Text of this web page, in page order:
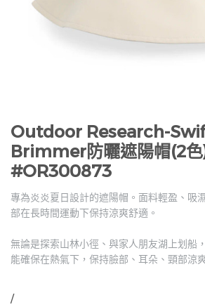
Outdoor Research-
Brimmer防曬遮陽帽(2
#OR300873
專為炎炎夏日設計的遮陽帽。面料輕盈、吸
部在長時間運動下保持涼爽舒適。
無論是探索山林小徑、與家人朋友湖上划船
能確保在熱氣下，保持臉部、耳朵、頸部涼
/